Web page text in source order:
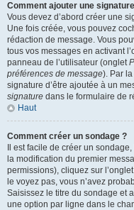
Comment ajouter une
Vous devez d’abord créer une
Une fois créée, vous pouvez
rédaction de message. Vous
tous vos messages en activant
panneau de l’utilisateur (onglet
préférences de message). Par
signature d’être ajoutée à un
signature dans le formulaire de
Haut
Comment créer un sondage ?
Il est facile de créer un
la modification du premier
permissions), cliquez sur l’onglet
le voyez pas, vous n’avez
Saisissez le titre du sondage et
une option par ligne dans le